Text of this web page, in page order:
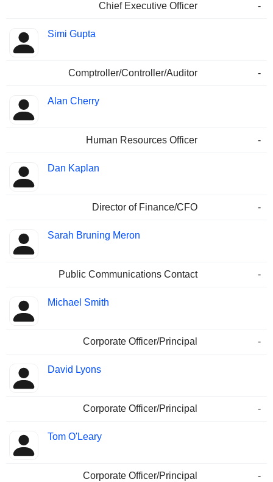
Chief Executive Officer -
Simi Gupta
Comptroller/Controller/Auditor -
Alan Cherry
Human Resources Officer -
Dan Kaplan
Director of Finance/CFO -
Sarah Bruning Meron
Public Communications Contact -
Michael Smith
Corporate Officer/Principal -
David Lyons
Corporate Officer/Principal -
Tom O'Leary
Corporate Officer/Principal -